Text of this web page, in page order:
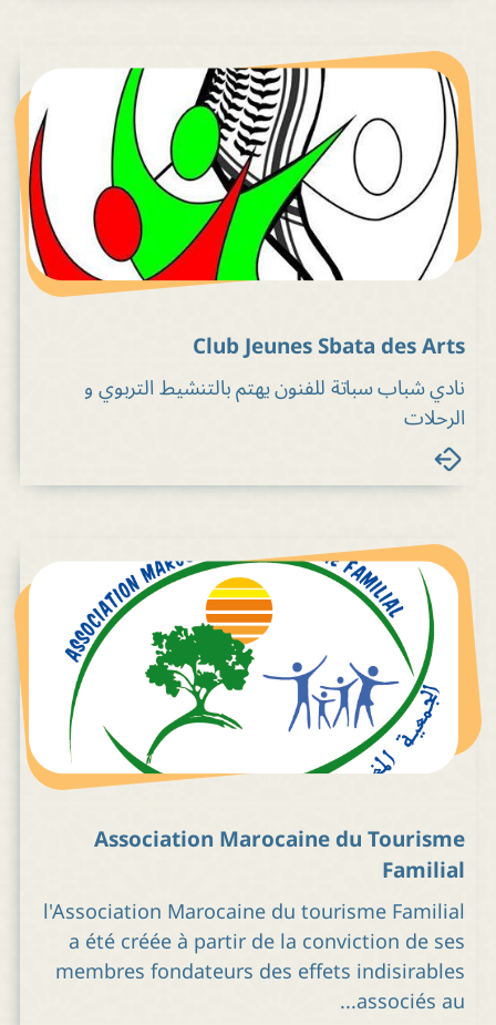
Club Jeunes Sbata des Arts
نادي شباب سباتة للفنون يهتم بالتنشيط التربوي و
الرحلات
Association Marocaine du Tourisme
Familial
l'Association Marocaine du tourisme Familial
a été créée à partir de la conviction de ses
membres fondateurs des effets indisirables
associés au...